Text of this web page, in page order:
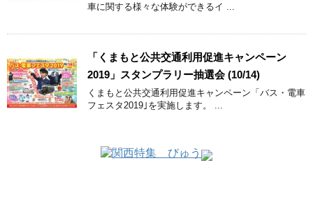
車に関する様々な体験ができるイ ...
「くまもと公共交通利用促進キャンペーン
2019」スタンプラリー抽選会 (10/14)
くまもと公共交通利用促進キャンペーン「バス・電車
フェスタ2019｣を実施します。 ...